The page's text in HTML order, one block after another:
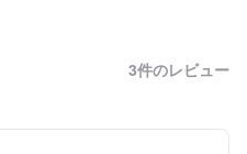
3件のレビュー